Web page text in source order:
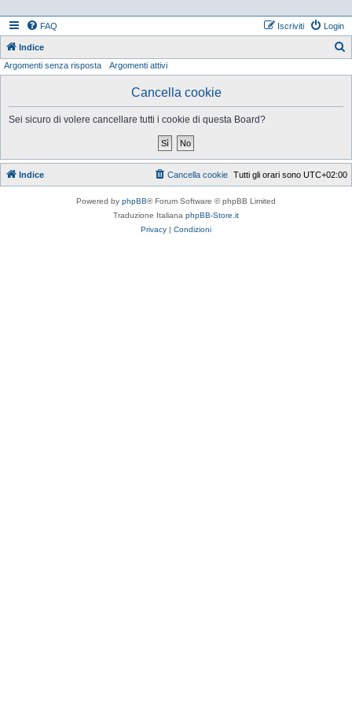
FAQ Login
Iscriviti
Indice
Argomenti senza risposta Argomenti attivi
Cancella cookie
Sei sicuro di volere cancellare tutti i cookie di questa Board?
Indice Tutti gli orari sono UTC+02:00
Cancella cookie
Powered by phpBB® Forum Software © phpBB Limited
Traduzione Italiana phpBB-Store.it
Privacy | Condizioni